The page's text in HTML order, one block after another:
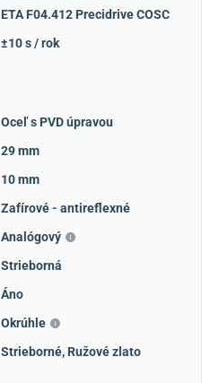
ETA F04.412 Precidrive COSC
±10 s / rok
Oceľ s PVD úpravou
29 mm
10 mm
Zafírové - antireflexné
Analógový
Strieborná
Áno
Okrúhle
Strieborné, Ružové zlato